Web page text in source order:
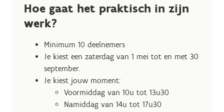
Hoe gaat het praktisch in zijn
werk?
Minimum 10 deelnemers
Je kiest een zaterdag van 1 mei tot en met 30
september.
Je kiest jouw moment:
Voormiddag van 10u tot 13u30
Namiddag van 14u tot 17u30